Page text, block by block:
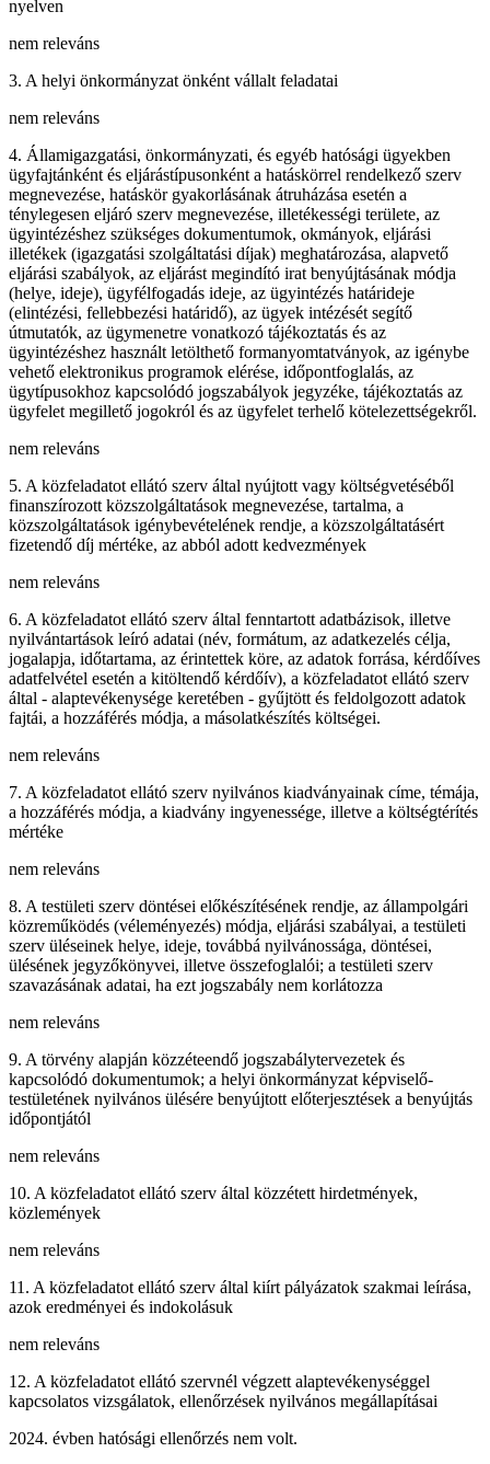
nyelven
nem releváns
3. A helyi önkormányzat önként vállalt feladatai
nem releváns
4. Államigazgatási, önkormányzati, és egyéb hatósági ügyekben
ügyfajtánként és eljárástípusonként a hatáskörrel rendelkező szerv
megnevezése, hatáskör gyakorlásának átruházása esetén a
ténylegesen eljáró szerv megnevezése, illetékességi területe, az
ügyintézéshez szükséges dokumentumok, okmányok, eljárási
illetékek (igazgatási szolgáltatási díjak) meghatározása, alapvető
eljárási szabályok, az eljárást megindító irat benyújtásának módja
(helye, ideje), ügyfélfogadás ideje, az ügyintézés határideje
(elintézési, fellebbezési határidő), az ügyek intézését segítő
útmutatók, az ügymenetre vonatkozó tájékoztatás és az
ügyintézéshez használt letölthető formanyomtatványok, az igénybe
vehető elektronikus programok elérése, időpontfoglalás, az
ügytípusokhoz kapcsolódó jogszabályok jegyzéke, tájékoztatás az
ügyfelet megillető jogokról és az ügyfelet terhelő kötelezettségekről.
nem releváns
5. A közfeladatot ellátó szerv által nyújtott vagy költségvetéséből
finanszírozott közszolgáltatások megnevezése, tartalma, a
közszolgáltatások igénybevételének rendje, a közszolgáltatásért
fizetendő díj mértéke, az abból adott kedvezmények
nem releváns
6. A közfeladatot ellátó szerv által fenntartott adatbázisok, illetve
nyilvántartások leíró adatai (név, formátum, az adatkezelés célja,
jogalapja, időtartama, az érintettek köre, az adatok forrása, kérdőíves
adatfelvétel esetén a kitöltendő kérdőív), a közfeladatot ellátó szerv
által - alaptevékenysége keretében - gyűjtött és feldolgozott adatok
fajtái, a hozzáférés módja, a másolatkészítés költségei.
nem releváns
7. A közfeladatot ellátó szerv nyilvános kiadványainak címe, témája,
a hozzáférés módja, a kiadvány ingyenessége, illetve a költségtérítés
mértéke
nem releváns
8. A testületi szerv döntései előkészítésének rendje, az állampolgári
közreműködés (véleményezés) módja, eljárási szabályai, a testületi
szerv üléseinek helye, ideje, továbbá nyilvánossága, döntései,
ülésének jegyzőkönyvei, illetve összefoglalói; a testületi szerv
szavazásának adatai, ha ezt jogszabály nem korlátozza
nem releváns
9. A törvény alapján közzéteendő jogszabálytervezetek és
kapcsolódó dokumentumok; a helyi önkormányzat képviselő-
testületének nyilvános ülésére benyújtott előterjesztések a benyújtás
időpontjától
nem releváns
10. A közfeladatot ellátó szerv által közzétett hirdetmények,
közlemények
nem releváns
11. A közfeladatot ellátó szerv által kiírt pályázatok szakmai leírása,
azok eredményei és indokolásuk
nem releváns
12. A közfeladatot ellátó szervnél végzett alaptevékenységgel
kapcsolatos vizsgálatok, ellenőrzések nyilvános megállapításai
2024. évben hatósági ellenőrzés nem volt.